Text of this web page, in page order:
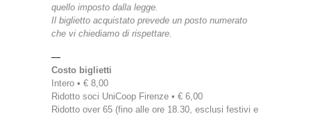
quello imposto dalla legge.
Il biglietto acquistato prevede un posto numerato
che vi chiediamo di rispettare.
—
Costo biglietti
Intero • € 8,00
Ridotto soci UniCoop Firenze • € 6,00
Ridotto over 65 (fino alle ore 18.30, esclusi festivi e